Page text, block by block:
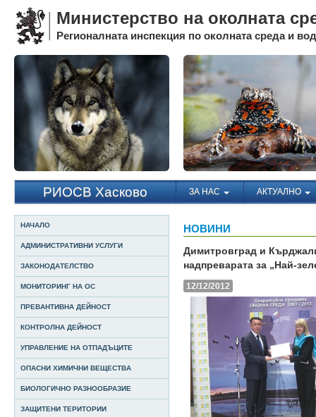
Министерство на околната
Регионалната инспекция по околната среда и
РИОСВ Хасково ЗА НАС АКТУАЛНО
НАЧАЛО
АДМИНИСТРАТИВНИ УСЛУГИ
ЗАКОНОДАТЕЛСТВО
МОНИТОРИНГ НА ОС
ПРЕВАНТИВНА ДЕЙНОСТ
КОНТРОЛНА ДЕЙНОСТ
УПРАВЛЕНИЕ НА ОТПАДЪЦИТЕ
ОПАСНИ ХИМИЧНИ ВЕЩЕСТВА
БИОЛОГИЧНО РАЗНООБРАЗИЕ
ЗАЩИТЕНИ ТЕРИТОРИИ
НОВИНИ
Димитровград и
надпреварата за „Най-
12/12/2012